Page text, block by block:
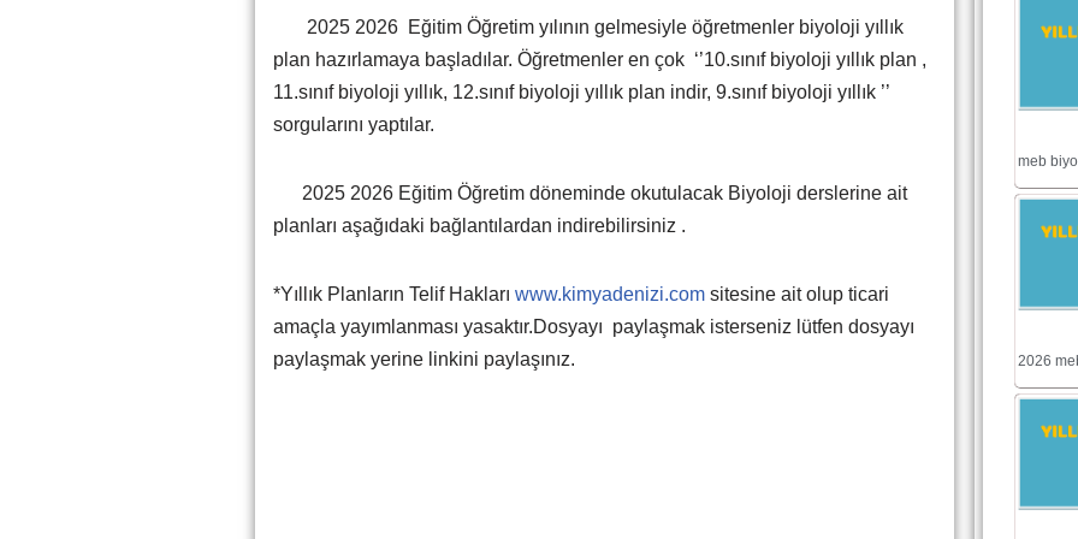
2025 2026 Eğitim Öğretim yılının gelmesiyle öğretmenler biyoloji yıllık
plan hazırlamaya başladılar. Öğretmenler en çok ‘’10.sınıf biyoloji yıllık plan ,
11.sınıf biyoloji yıllık, 12.sınıf biyoloji yıllık plan indir, 9.sınıf biyoloji yıllık ’’
sorgularını yaptılar.
2025 2026 Eğitim Öğretim döneminde okutulacak Biyoloji derslerine ait
planları aşağıdaki bağlantılardan indirebilirsiniz .
*Yıllık Planların Telif Hakları www.kimyadenizi.comsitesine ait olup ticari
amaçla yayımlanması yasaktır.Dosyayı paylaşmak isterseniz lütfen dosyayı
paylaşmak yerine linkini paylaşınız.
meb
2026